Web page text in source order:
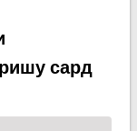
муштарак таҳия
сард